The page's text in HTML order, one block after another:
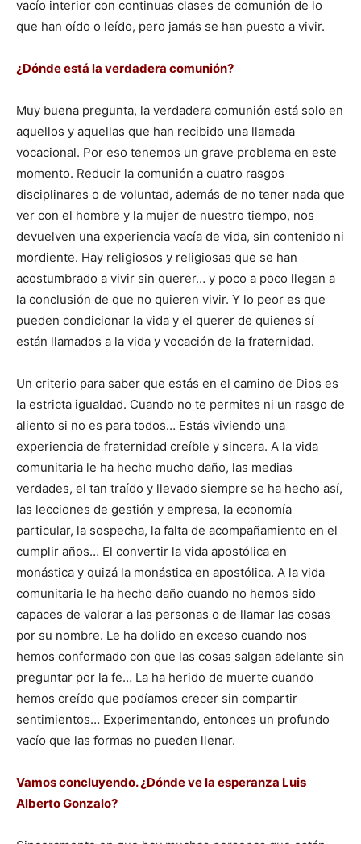
vacío interior con continuas clases de comunión de lo
que han oído o leído, pero jamás se han puesto a vivir.
¿Dónde está la verdadera comunión?
Muy buena pregunta, la verdadera comunión está solo en
aquellos y aquellas que han recibido una llamada
vocacional. Por eso tenemos un grave problema en este
momento. Reducir la comunión a cuatro rasgos
disciplinares o de voluntad, además de no tener nada que
ver con el hombre y la mujer de nuestro tiempo, nos
devuelven una experiencia vacía de vida, sin contenido ni
mordiente. Hay religiosos y religiosas que se han
acostumbrado a vivir sin querer… y poco a poco llegan a
la conclusión de que no quieren vivir. Y lo peor es que
pueden condicionar la vida y el querer de quienes sí
están llamados a la vida y vocación de la fraternidad.
Un criterio para saber que estás en el camino de Dios es
la estricta igualdad. Cuando no te permites ni un rasgo de
aliento si no es para todos… Estás viviendo una
experiencia de fraternidad creíble y sincera. A la vida
comunitaria le ha hecho mucho daño, las medias
verdades, el tan traído y llevado siempre se ha hecho así,
las lecciones de gestión y empresa, la economía
particular, la sospecha, la falta de acompañamiento en el
cumplir años… El convertir la vida apostólica en
monástica y quizá la monástica en apostólica. A la vida
comunitaria le ha hecho daño cuando no hemos sido
capaces de valorar a las personas o de llamar las cosas
por su nombre. Le ha dolido en exceso cuando nos
hemos conformado con que las cosas salgan adelante sin
preguntar por la fe… La ha herido de muerte cuando
hemos creído que podíamos crecer sin compartir
sentimientos… Experimentando, entonces un profundo
vacío que las formas no pueden llenar.
Vamos concluyendo. ¿Dónde ve la esperanza Luis
Alberto Gonzalo?